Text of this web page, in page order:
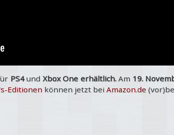
PS4und Xbox One erhältlich.Am 19.
Editionenkönnen jetzt bei Amazon.de